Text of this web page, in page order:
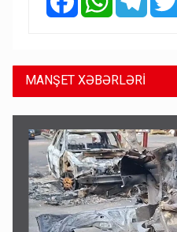
MANŞET XƏBƏRLƏRİ